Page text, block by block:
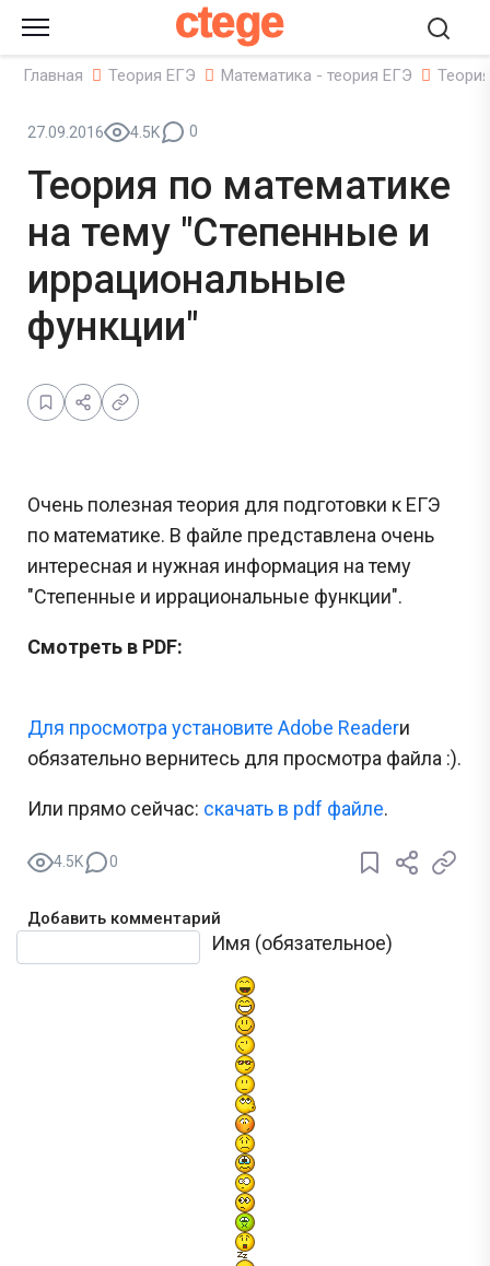
ctege
Главная Теория ЕГЭ Математика - теория ЕГЭ
27.09.2016 4.5K 0
Теория по математике
на тему "Степенные и
иррациональные
функции"
Очень полезная теория для подготовки к ЕГЭ
по математике. В файле представлена очень
интересная и нужная информация на тему
"Степенные и иррациональные функции".
Смотреть в PDF:
Для просмотра установите Adobe Readerи
обязательно вернитесь для просмотра файла :).
Или прямо сейчас: cкачать в pdf файле.
4.5K 0
Добавить комментарий
Имя (обязательное)